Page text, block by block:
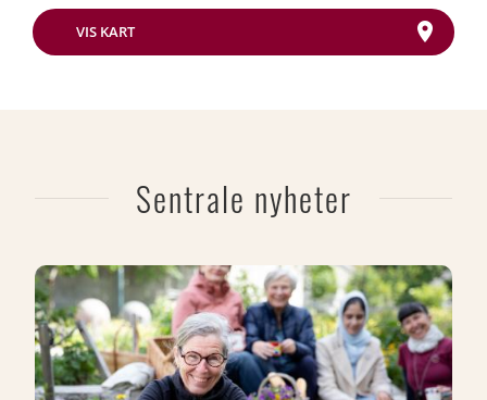
VIS KART
Sentrale nyheter